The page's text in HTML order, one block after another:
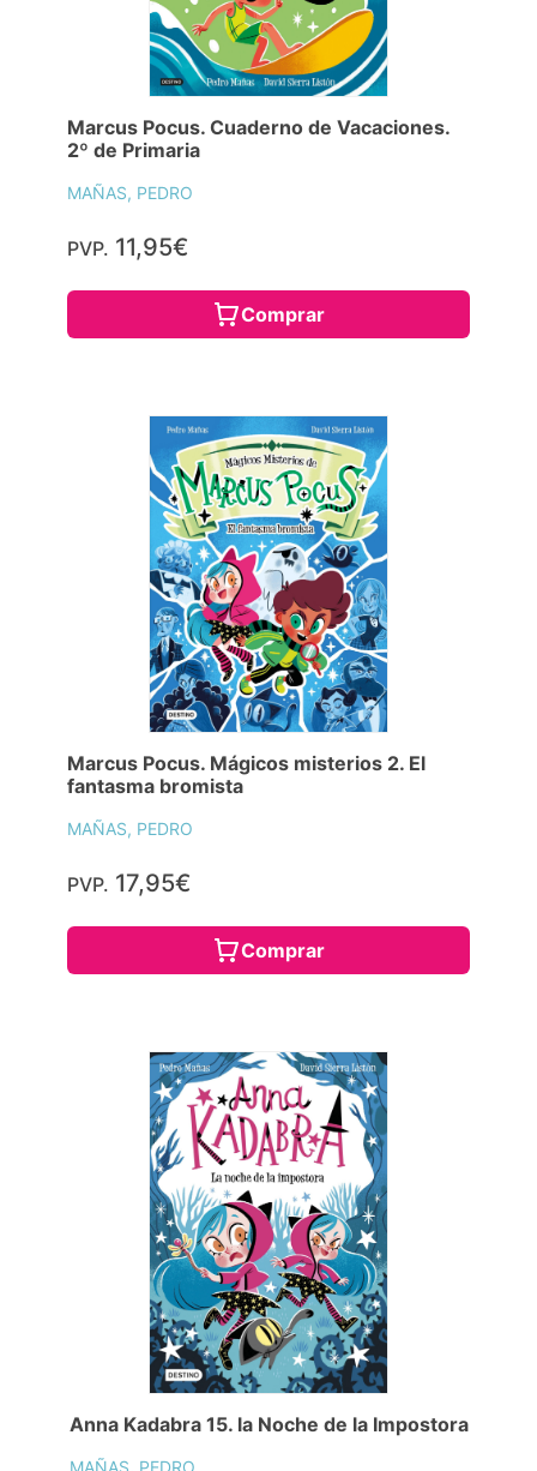
Marcus Pocus. Cuaderno de Vacaciones.
2º de Primaria
MAÑAS, PEDRO
PVP. 11,95€
Comprar
Marcus Pocus. Mágicos misterios 2. El
fantasma bromista
MAÑAS, PEDRO
PVP. 17,95€
Comprar
Anna Kadabra 15. la Noche de la Impostora
MAÑAS, PEDRO